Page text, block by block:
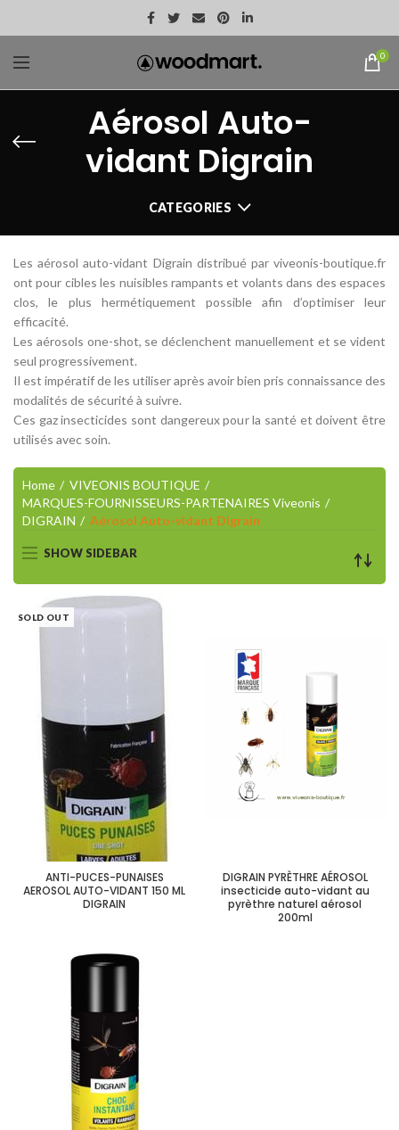
0
Aérosol Auto-
vidant Digrain
CATEGORIES
Les aérosol auto-vidant Digrain distribué par viveonis-boutique.fr
ont pour cibles les nuisibles rampants et volants dans des espaces
clos, le plus hermétiquement possible afin d’optimiser leur
efficacité.
Les aérosols one-shot, se déclenchent manuellement et se vident
seul progressivement.
Il est impératif de les utiliser après avoir bien pris connaissance des
modalités de sécurité à suivre.
Ces gaz insecticides sont dangereux pour la santé et doivent être
utilisés avec soin.
Home
VIVEONIS BOUTIQUE
MARQUES-FOURNISSEURS-PARTENAIRES Viveonis
DIGRAIN
Aérosol Auto-vidant Digrain
SHOW SIDEBAR
SOLD OUT
ANTI-PUCES-PUNAISES
AEROSOL AUTO-VIDANT 150 ML
DIGRAIN
DIGRAIN PYRÈTHRE AÉROSOL
insecticide auto-vidant au
pyrèthre naturel aérosol
200ml